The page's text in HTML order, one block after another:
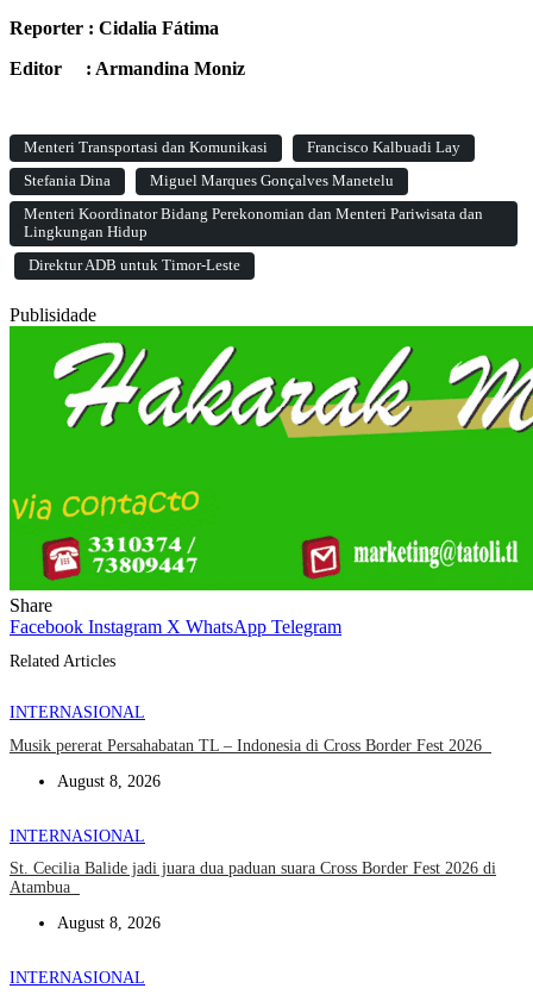
Reporter : Cidalia Fátima
Editor : Armandina Moniz
Menteri Transportasi dan Komunikasi
Francisco Kalbuadi Lay
Stefania Dina
Miguel Marques Gonçalves Manetelu
Menteri Koordinator Bidang Perekonomian dan Menteri Pariwisata dan
Lingkungan Hidup
Direktur ADB untuk Timor-Leste
Publisidade
Share
Facebook Instagram X WhatsApp Telegram
Related Articles
INTERNASIONAL
Musik pererat Persahabatan TL – Indonesia di Cross Border Fest 2026
August 8, 2026
INTERNASIONAL
St. Cecilia Balide jadi juara dua paduan suara Cross Border Fest 2026 di
Atambua
August 8, 2026
INTERNASIONAL